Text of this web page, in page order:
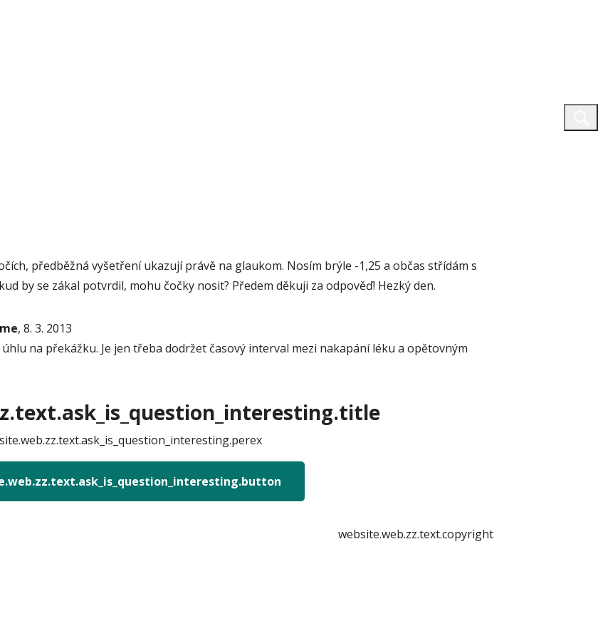
předběžná vyšetření ukazují právě na glaukom. Nosím brýle -1,25 a občas střídám s
by se zákal potvrdil, mohu čočky nosit? Předem děkuji za odpověď! Hezký den.
, 8. 3. 2013
na překážku. Je jen třeba dodržet časový interval mezi nakapání léku a opětovným
website.web.zz.text.copyright